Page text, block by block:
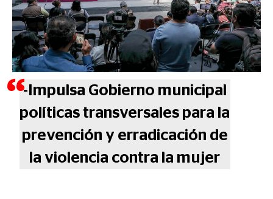
-Impulsa Gobierno municipal
políticas transversales para la
prevención y erradicación de
la violencia contra la mujer